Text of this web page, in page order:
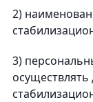
2)
3)